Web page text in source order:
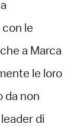
con le
a Marca
le loro
da non
di